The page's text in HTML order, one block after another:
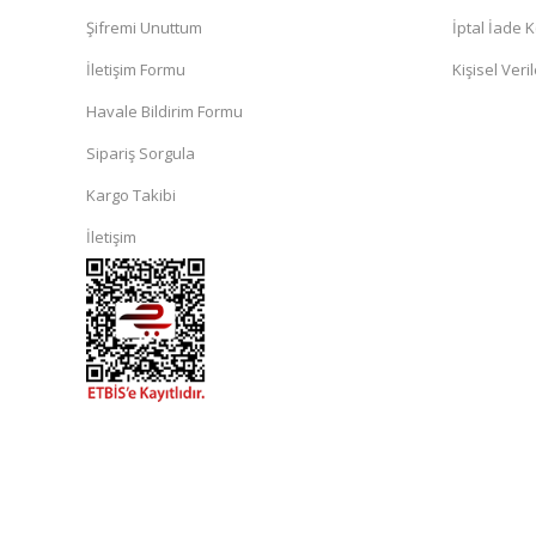
Şifremi Unuttum
İletişim Formu
Havale Bildirim Formu
Sipariş Sorgula
Kargo Takibi
İletişim
İptal İade
Kişisel